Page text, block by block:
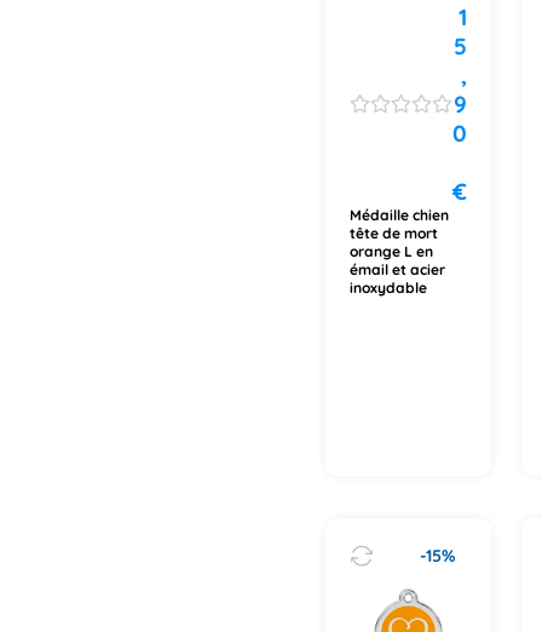
1
5
,
9
0
€
Médaille chien
tête de mort
orange L en
émail et acier
inoxydable
-15%